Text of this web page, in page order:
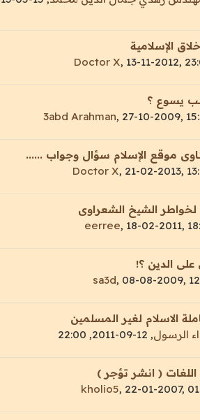
الإسلامية
Doctor X, 13-11-2012,
يسوع ؟
3abd Arahman, 27-10-2009,
موقع الإسلام سؤال وجواب ......
Doctor X, 21-02-2013,
الشيخ الشعراوى
eerree, 18-02-2011,
الدين ؟!
sa3d, 08-08-2009,
الاسلام لغير المسلمين
الرسول,
12-09-2011, 22:00
اللغات ( انشر تؤجر )
kholio5, 22-01-2007,